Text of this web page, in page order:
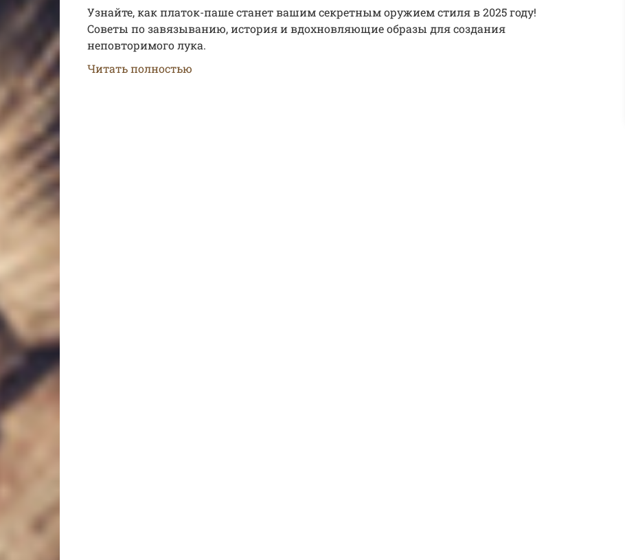
Узнайте, как платок-паше станет вашим секретным оружием стиля в 2025 году!
Советы по завязыванию, история и вдохновляющие образы для создания
неповторимого лука.
Читать полностью